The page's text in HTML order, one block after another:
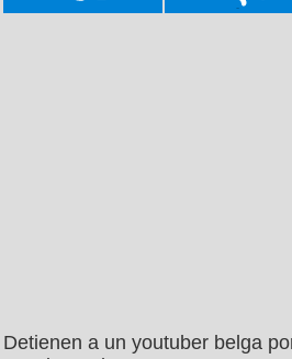
Detienen a un youtuber belga